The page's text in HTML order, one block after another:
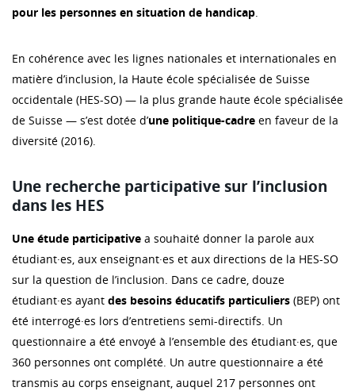
pour les personnes en situation de handicap.
En cohérence avec les lignes nationales et internationales en
matière d’inclusion, la Haute école spécialisée de Suisse
occidentale (HES-SO) — la plus grande haute école spécialisée
de Suisse — s’est dotée d’une politique-cadre en faveur de la
diversité (2016).
Une recherche participative sur l’inclusion
dans les HES
Une étude participative a souhaité donner la parole aux
étudiant·es, aux enseignant·es et aux directions de la HES-SO
sur la question de l’inclusion. Dans ce cadre, douze
étudiant·es ayant des besoins éducatifs particuliers (BEP) ont
été interrogé·es lors d’entretiens semi-directifs. Un
questionnaire a été envoyé à l’ensemble des étudiant·es, que
360 personnes ont complété. Un autre questionnaire a été
transmis au corps enseignant, auquel 217 personnes ont